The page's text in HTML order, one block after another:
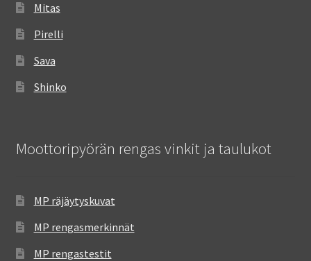
Mitas
Pirelli
Sava
Shinko
Moottoripyörän rengas vinkit ja taulukot
MP räjäytyskuvat
MP rengasmerkinnät
MP rengastestit